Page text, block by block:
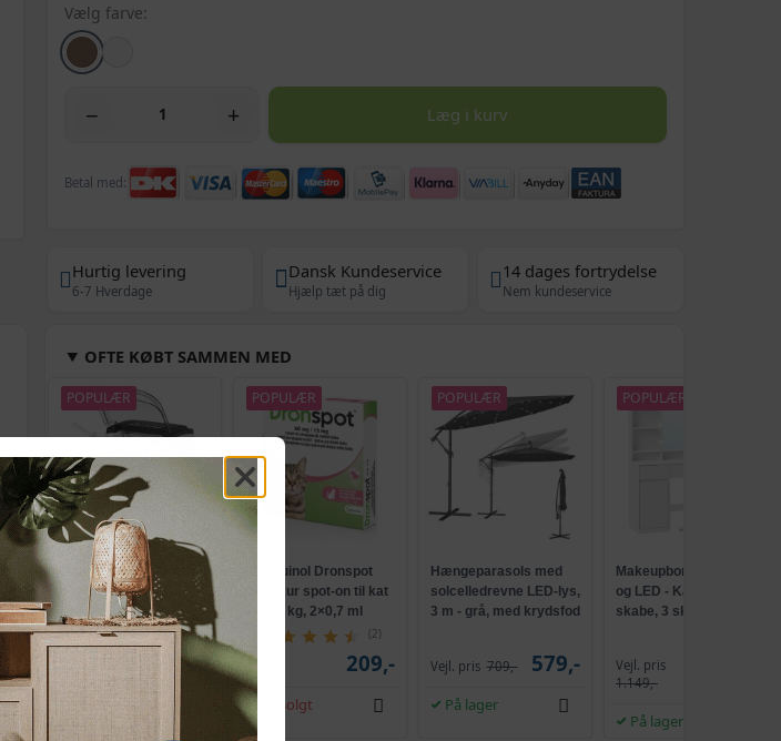
Vælg farve:
− + Læg i kurv
Betal med:
Hurtig levering
6-7 Hverdage
Dansk Kundeservice
Hjælp tæt på dig
14 dages fortrydelse
Nem kundeservice
OFTE KØBT SAMMEN MED
POPULÆR
Bordmodel
isterningmaskine - 9
terninger på 6 min.,
selvrensende, sort
Vejl. pris 569,- 509,-
Snart på lager
POPULÆR
Vetoquinol Dronspot
ormekur spot-on til kat
- 2,5-5 kg, 2×0,7 ml
(2)
209,-
Udsolgt
POPULÆR
Hængeparasols med
solcelledrevne LED-lys,
3 m - grå, med krydsfod
Vejl. pris 709,- 579,-
På lager
POPULÆR
Makeupbord med spejl
og LED - Kailyn, 2
skabe, 3 skuffer, 5
uden værktøj - cloud
hvid
Vejl. pris
1.149,-
På lager